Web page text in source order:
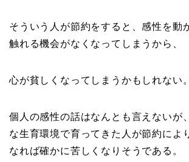
そういう人が節約をすると、感性を動
触れる機会がなくなってしまうから、
心が貧しくなってしまうかもしれない。
個人の感性の話はなんとも言えないが
な生育環境で育ってきた人が節約によ
なれば確かに苦しくなりそうである。